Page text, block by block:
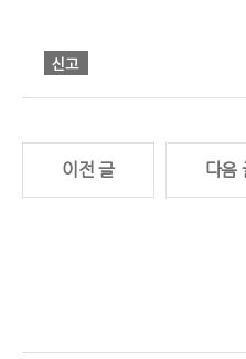
이전 글 다음